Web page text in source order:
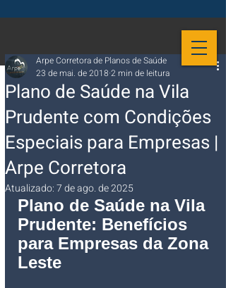
Plano de Saúde na Vila
Prudente com Condições
Especiais para Empresas |
Arpe Corretora
Arpe Corretora de Planos de Saúde
23 de mai. de 2018 2 min de leitura
Atualizado:7 de ago. de 2025
Plano de Saúde na Vila
Prudente: Benefícios
para Empresas da Zona
Leste